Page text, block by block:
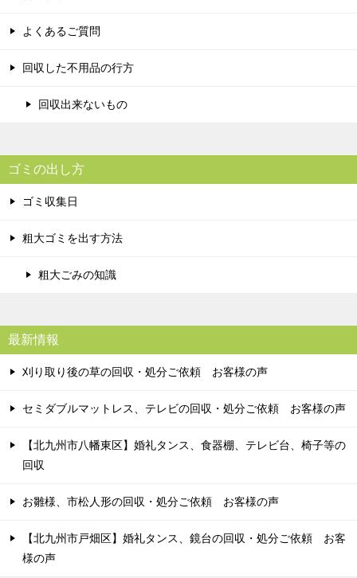
よくあるご質問
回収した不用品の行方
回収出来ないもの
ゴミの出し方
ゴミ収集日
粗大ゴミを出す方法
粗大ごみの知識
最新情報
刈り取り後の草の回収・処分ご依頼 お客様の声
セミダブルマットレス、テレビの回収・処分ご依頼 お客様の声
【北九州市八幡東区】婚礼タンス、食器棚、テレビ台、椅子等の
回収
お雛様、市松人形の回収・処分ご依頼 お客様の声
【北九州市戸畑区】婚礼タンス、鏡台の回収・処分ご依頼 お客
様の声